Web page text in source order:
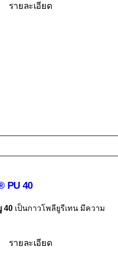
รายละเอียด
PU 40
40เป็นกาวโพลียูรีเทน มีความ
รายละเอียด